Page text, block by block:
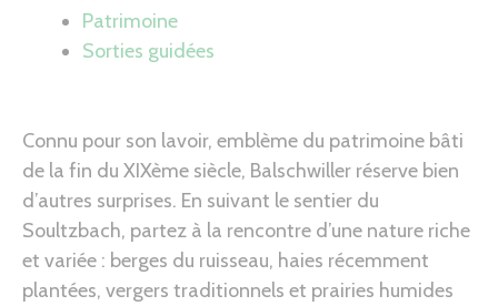
Patrimoine
Sorties guidées
Connu pour son lavoir, emblème du patrimoine bâti
de la fin du XIXème siècle, Balschwiller réserve bien
d’autres surprises. En suivant le sentier du
Soultzbach, partez à la rencontre d’une nature riche
et variée : berges du ruisseau, haies récemment
plantées, vergers traditionnels et prairies humides